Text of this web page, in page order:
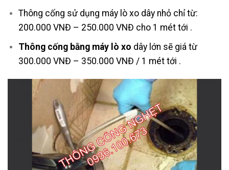
Thông cống sử dụng máy lò xo dây nhỏ chỉ từ:
200.000 VNĐ – 250.000 VNĐ cho 1 mét tới .
Thông cống bằng máy lò xo dây lớn sẽ giá từ
300.000 VNĐ – 350.000 VNĐ / 1 mét tới .